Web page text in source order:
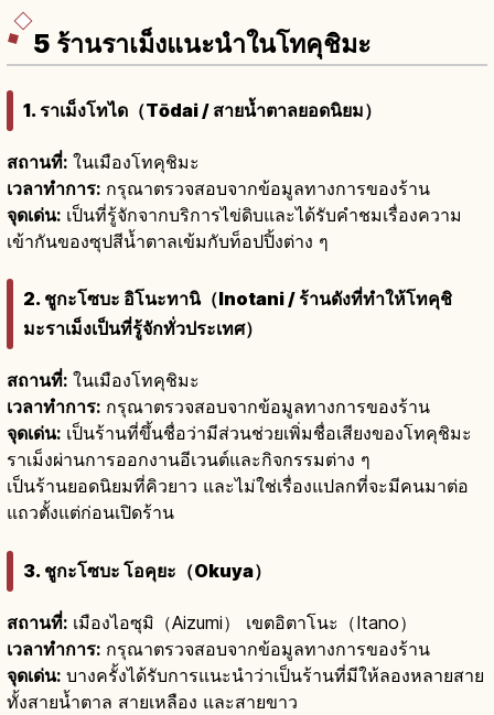
5 ร้านราเม็งแนะนำในโทคุชิมะ
1. ราเม็งโทได（Tōdai / สายน้ำตาลยอดนิยม）
สถานที่: ในเมืองโทคุชิมะ
เวลาทำการ: กรุณาตรวจสอบจากข้อมูลทางการของร้าน
จุดเด่น: เป็นที่รู้จักจากบริการไข่ดิบและได้รับคำชมเรื่องความ
เข้ากันของซุปสีน้ำตาลเข้มกับท็อปปิ้งต่าง ๆ
2. ชูกะโซบะ อิโนะทานิ（Inotani / ร้านดังที่ทำให้โทคุชิ
มะราเม็งเป็นที่รู้จักทั่วประเทศ）
สถานที่: ในเมืองโทคุชิมะ
เวลาทำการ: กรุณาตรวจสอบจากข้อมูลทางการของร้าน
จุดเด่น: เป็นร้านที่ขึ้นชื่อว่ามีส่วนช่วยเพิ่มชื่อเสียงของโทคุชิมะ
ราเม็งผ่านการออกงานอีเวนต์และกิจกรรมต่าง ๆ
เป็นร้านยอดนิยมที่คิวยาว และไม่ใช่เรื่องแปลกที่จะมีคนมาต่อ
แถวตั้งแต่ก่อนเปิดร้าน
3. ชูกะโซบะ โอคุยะ（Okuya）
สถานที่: เมืองไอซุมิ（Aizumi） เขตอิตาโนะ（Itano）
เวลาทำการ: กรุณาตรวจสอบจากข้อมูลทางการของร้าน
จุดเด่น: บางครั้งได้รับการแนะนำว่าเป็นร้านที่มีให้ลองหลายสาย
ทั้งสายน้ำตาล สายเหลือง และสายขาว